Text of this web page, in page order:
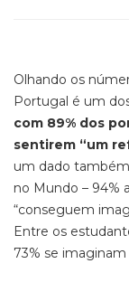
Olhando os
Portugal é um
com 89% dos
sentirem “um
um dado
no Mundo – 94%
“conseguem
Entre os
73% se